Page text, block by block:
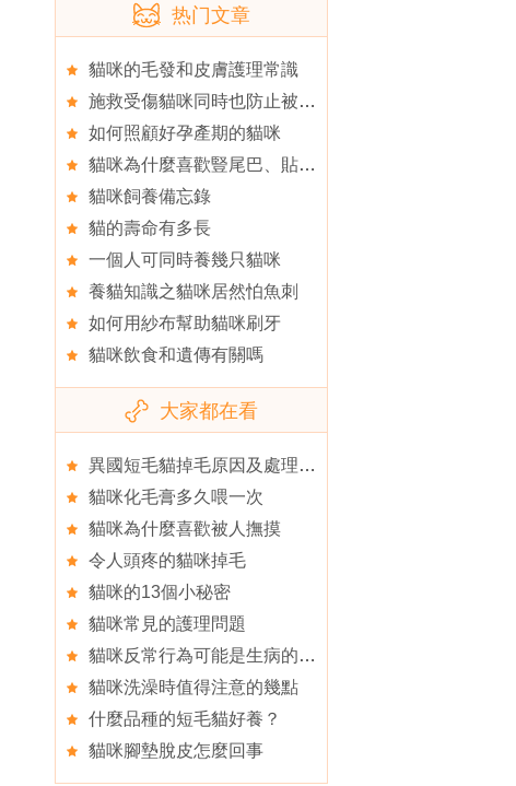
热门文章
貓咪的毛發和皮膚護理常識
施救受傷貓咪同時也防止被其抓咬
如何照顧好孕產期的貓咪
貓咪為什麼喜歡豎尾巴、貼鼻子
貓咪飼養備忘錄
貓的壽命有多長
一個人可同時養幾只貓咪
養貓知識之貓咪居然怕魚刺
如何用紗布幫助貓咪刷牙
貓咪飲食和遺傳有關嗎
大家都在看
異國短毛貓掉毛原因及處理方法
貓咪化毛膏多久喂一次
貓咪為什麼喜歡被人撫摸
令人頭疼的貓咪掉毛
貓咪的13個小秘密
貓咪常見的護理問題
貓咪反常行為可能是生病的預兆
貓咪洗澡時值得注意的幾點
什麼品種的短毛貓好養？
貓咪腳墊脫皮怎麼回事